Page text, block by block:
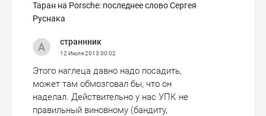
Таран на Porsche: последнее слово Сергея
Руснака
страннник
12 Июля 2013 00:02
Этого наглеца давно надо посадить,
может там обмозговал бы, что он
наделал. Действительно у нас УПК не
правильный виновному (бандиту,